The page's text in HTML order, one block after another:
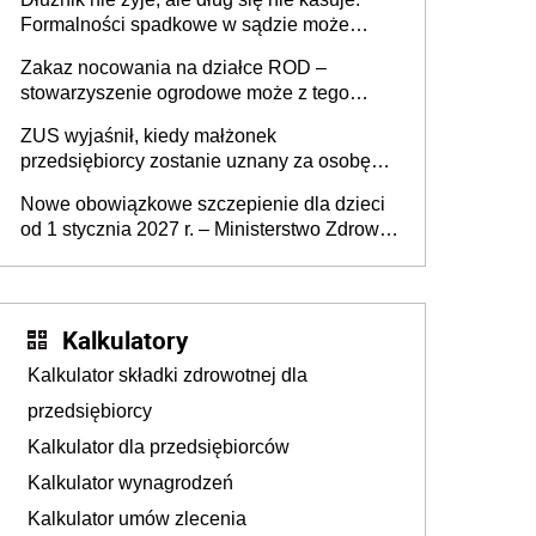
Formalności spadkowe w sądzie może
zmarłego
Zakaz nocowania na działce ROD –
stowarzyszenie ogrodowe może z tego
działki (wypowiedzieć dzierżawę)?
ZUS wyjaśnił, kiedy małżonek
przedsiębiorcy zostanie uznany za osobę
Nowe obowiązkowe szczepienie dla dzieci
od 1 stycznia 2027 r. – Ministerstwo Zdrowia
Kalkulatory
Kalkulator składki zdrowotnej dla
przedsiębiorcy
Kalkulator dla przedsiębiorców
Kalkulator wynagrodzeń
Kalkulator umów zlecenia